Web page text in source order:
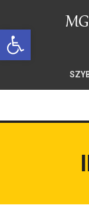
Open toolbar